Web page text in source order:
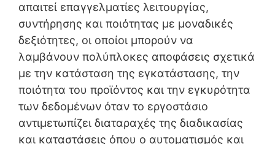
απαιτεί επαγγελματίες λειτουργίας,
συντήρησης και ποιότητας με μοναδικές
δεξιότητες, οι οποίοι μπορούν να
λαμβάνουν πολύπλοκες αποφάσεις σχετικά
με την κατάσταση της εγκατάστασης, την
ποιότητα του προϊόντος και την εγκυρότητα
των δεδομένων όταν το εργοστάσιο
αντιμετωπίζει διαταραχές της διαδικασίας
και καταστάσεις όπου ο αυτοματισμός και